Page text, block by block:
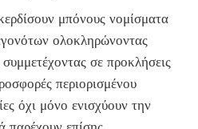
μπόνους νομίσματα
ολοκληρώνοντας
σε προκλήσεις
περιορισμένου
όχι μόνο ενισχύουν την